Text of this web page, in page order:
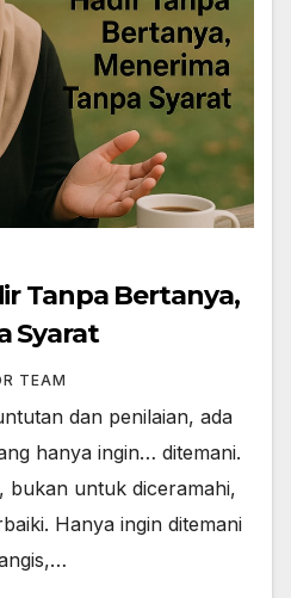
Tanpa Bertanya,
Syarat
TEAM
dan penilaian, ada
hanya ingin… ditemani.
bukan untuk diceramahi,
Hanya ingin ditemani